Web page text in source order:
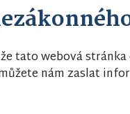
tato webová
nám zaslat